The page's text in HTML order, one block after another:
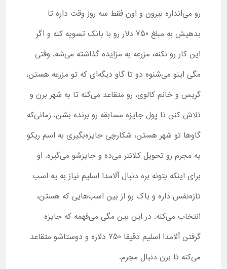
رو می‌اندازه بیرون و اون فقط سه روز وقت داره تا
بدهیش به مبلغ 750 دلار رو با بانک تسویه کنه و اگر
این کار رو نکنه، مزرعه به مزایده گذاشته می‌شه. وقتی
مگی اینو می‌شنوه دو تا گاو دیگه‌ای که تو مزرعه هستن،
گریس و خانم کالوی، رو متقاعد می‌کنه تا به شهر برن و
تلاش کنن تا پول جایزه مسابقه رو برنده بشن. زمانی‌که
گاوها تو شهر هستن، شکارچی جایزه‌بگیری به اسم ریکو
یه مجرم رو تحویل کلانتر می‌ده و جایزشو می‌گیره. او
برای اینکه بتونه بره دنبال آلامدا اسلیم نیاز به یه اسب
تازه‌نفس داره و باک رو از بین اسب‌هایی که هستن،
انتخاب می‌کنه. در این بین مگی می‌فهمه که جایزه
گرفتن آلامدا اسلیم دقیقا 750 دلاره و دوستاشو متقاعد
می‌کنه تا برن دنبال مجرم.